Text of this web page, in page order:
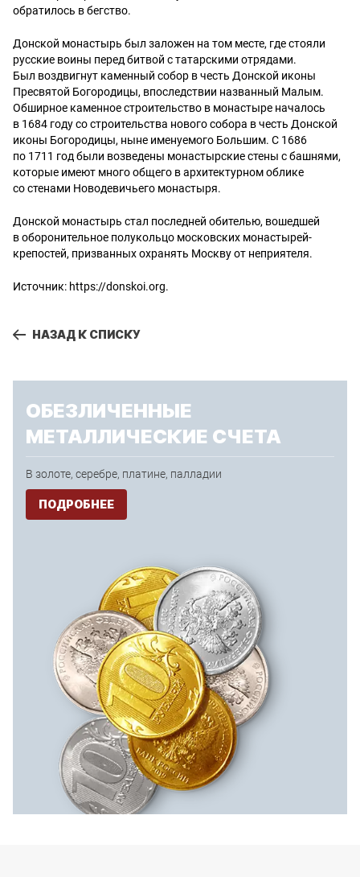
обратилось в бегство.
Донской монастырь был заложен на том месте, где стояли
русские воины перед битвой с татарскими отрядами.
Был воздвигнут каменный собор в честь Донской иконы
Пресвятой Богородицы, впоследствии названный Малым.
Обширное каменное строительство в монастыре началось
в 1684 году со строительства нового собора в честь Донской
иконы Богородицы, ныне именуемого Большим. С 1686
по 1711 год были возведены монастырские стены с башнями,
которые имеют много общего в архитектурном облике
со стенами Новодевичьего монастыря.
Донской монастырь стал последней обителью, вошедшей
в оборонительное полукольцо московских монастырей-
крепостей, призванных охранять Москву от неприятеля.
Источник: https://donskoi.org.
НАЗАД К СПИСКУ
ОБЕЗЛИЧЕННЫЕ
МЕТАЛЛИЧЕСКИЕ СЧЕТА
В золоте, серебре, платине, палладии
ПОДРОБНЕЕ